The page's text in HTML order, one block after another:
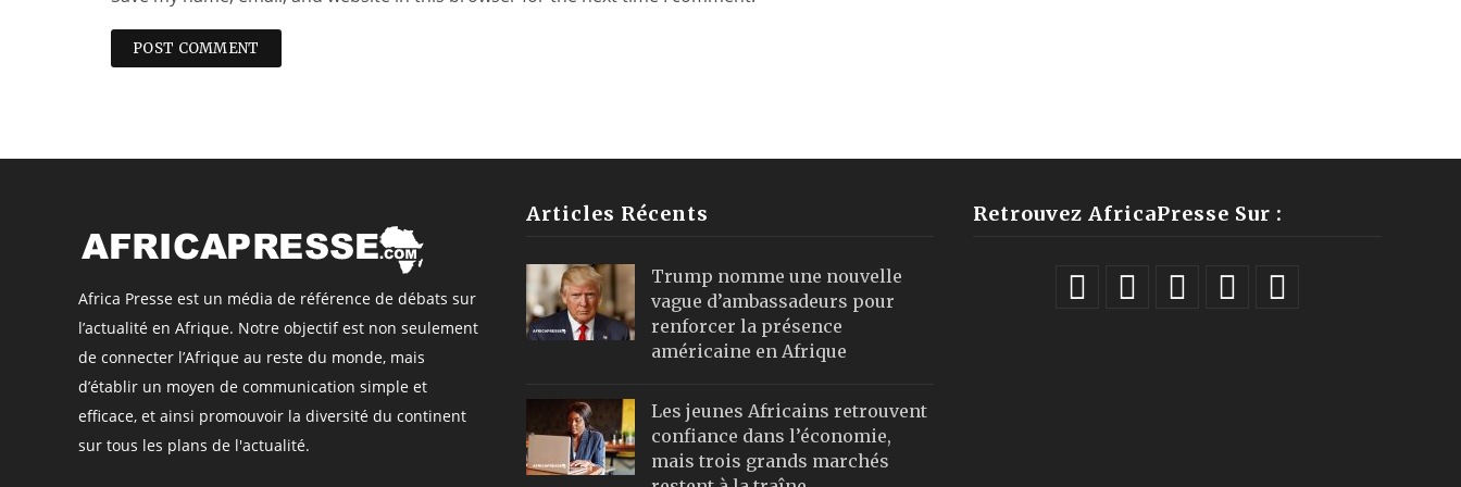
Africa Presse est un média de référence de débats sur
l’actualité en Afrique. Notre objectif est non seulement
de connecter l’Afrique au reste du monde, mais
d’établir un moyen de communication simple et
efficace, et ainsi promouvoir la diversité du continent
sur tous les plans de l'actualité.
Articles Récents
Trump nomme une nouvelle
vague d’ambassadeurs pour
renforcer la présence
américaine en Afrique
Les jeunes Africains retrouvent
confiance dans l’économie,
mais trois grands marchés
Retrouvez AfricaPresse Sur :